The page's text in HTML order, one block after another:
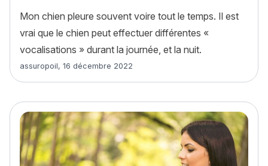
Mon chien pleure souvent voire tout le temps. Il est
vrai que le chien peut effectuer différentes «
vocalisations » durant la journée, et la nuit.
Article rédigé par
assuropoil, 16 décembre 2022